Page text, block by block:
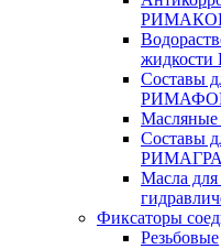
Составы
Составы
Масла
Фиксаторы
Резьбовые